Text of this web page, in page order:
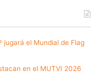
jugará el Mundial de Flag
en el MUTVI 2026